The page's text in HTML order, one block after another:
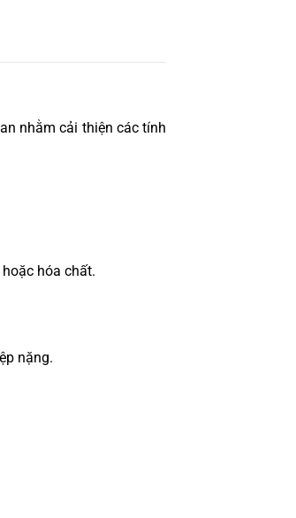
nhằm cải thiện các tính
hóa chất.
nặng.